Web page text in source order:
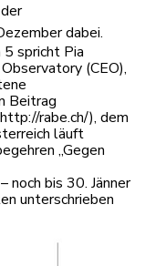
dabei.
spricht Pia
(CEO),
Beitrag
rabe.ch/), dem
läuft
„Gegen
bis 30. Jänner
unterschrieben